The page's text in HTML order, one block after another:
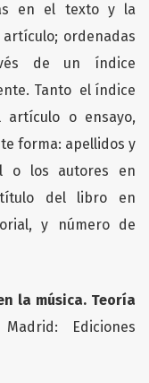
en el texto y la
ordenadas
de un índice
Tanto el índice
artículo o ensayo,
forma: apellidos y
o los autores en
título del libro en
y número de
la música. Teoría
Ediciones